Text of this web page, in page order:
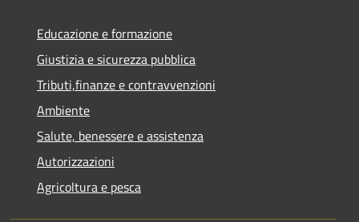
Educazione e formazione
Giustizia e sicurezza pubblica
Tributi,finanze e contravvenzioni
Ambiente
Salute, benessere e assistenza
Autorizzazioni
Agricoltura e pesca